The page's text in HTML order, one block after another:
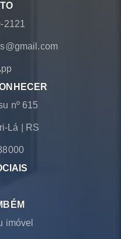
2121
nº 615
Lá RS
imóvel